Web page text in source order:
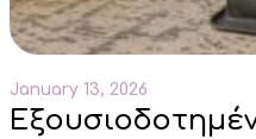
January 13, 2026